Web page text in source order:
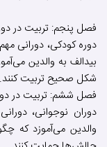
فصل پنجم: تربیت در
دوره کودکی، دورانی
بیدالف به والدین
شکل صحیح تربیت کنند.
فصل ششم: تربیت در
دوران نوجوانی،
والدین می‌آموزد که